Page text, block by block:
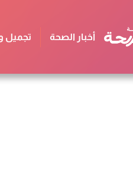
أخبار الصحة